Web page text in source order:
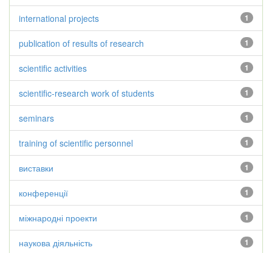
1
international projects
1
publication of results of research
1
scientific activities
1
scientific-research work of students
1
seminars
1
training of scientific personnel
1
виставки
1
конференції
1
міжнародні проекти
1
наукова діяльність